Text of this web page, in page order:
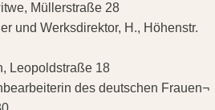
Müllerstraße 28
und Werksdirektor, H., Höhenstr.
Leopoldstraße 18
des deutschen Frauen¬